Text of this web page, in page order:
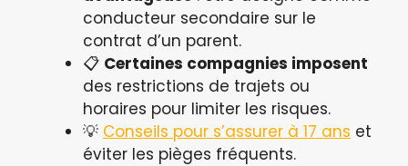
conducteur secondaire sur le
contrat d’un parent.
📋 Certaines compagnies imposent
des restrictions de trajets ou
horaires pour limiter les risques.
💡 Conseils pour s’assurer à 17 ans et
éviter les pièges fréquents.